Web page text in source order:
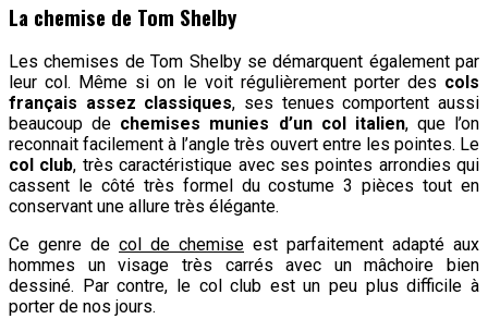
La chemise de Tom Shelby
Les chemises de Tom Shelby se démarquent également par
leur col. Même si on le voit régulièrement porter des cols
français assez classiques, ses tenues comportent aussi
beaucoup de chemises munies d’un col italien, que l’on
reconnait facilement à l’angle très ouvert entre les pointes. Le
col club, très caractéristique avec ses pointes arrondies qui
cassent le côté très formel du costume 3 pièces tout en
conservant une allure très élégante.
Ce genre de col de chemise est parfaitement adapté aux
hommes un visage très carrés avec un mâchoire bien
dessiné. Par contre, le col club est un peu plus difficile à
porter de nos jours.